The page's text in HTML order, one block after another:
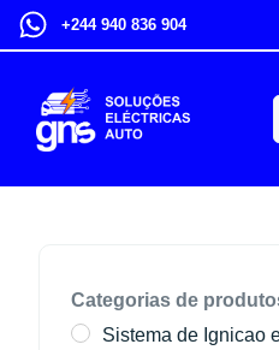
+244 940 836 904
Categorias de
Sistema de Ignicao